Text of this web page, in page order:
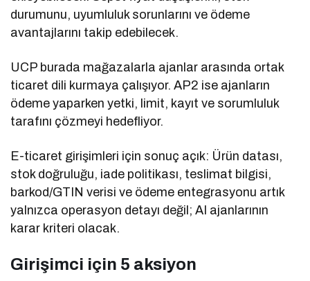
durumunu, uyumluluk sorunlarını ve ödeme
avantajlarını takip edebilecek.
UCP burada mağazalarla ajanlar arasında ortak
ticaret dili kurmaya çalışıyor. AP2 ise ajanların
ödeme yaparken yetki, limit, kayıt ve sorumluluk
tarafını çözmeyi hedefliyor.
E-ticaret girişimleri için sonuç açık: Ürün datası,
stok doğruluğu, iade politikası, teslimat bilgisi,
barkod/GTIN verisi ve ödeme entegrasyonu artık
yalnızca operasyon detayı değil; AI ajanlarının
karar kriteri olacak.
Girişimci için 5 aksiyon